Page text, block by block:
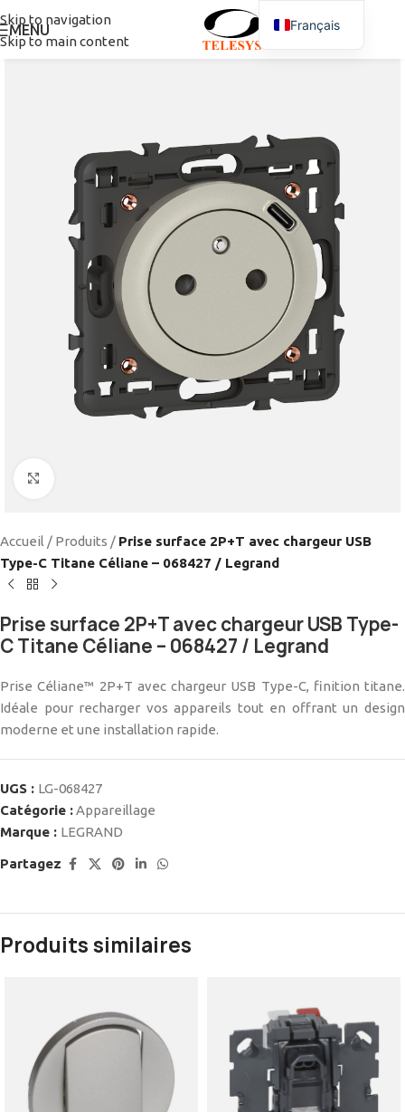
Skip to navigation
Skip to main content
MENU
Accueil / Produits / Prise surface 2P+T avec chargeur USB
Type-C Titane Céliane – 068427 / Legrand
Prise surface 2P+T avec chargeur USB Type-
C Titane Céliane – 068427 / Legrand
Prise Céliane™ 2P+T avec chargeur USB Type-C, finition titane.
Idéale pour recharger vos appareils tout en offrant un design
moderne et une installation rapide.
UGS : LG-068427
Catégorie :Appareillage
Marque : LEGRAND
Partagez
Produits similaires
Français